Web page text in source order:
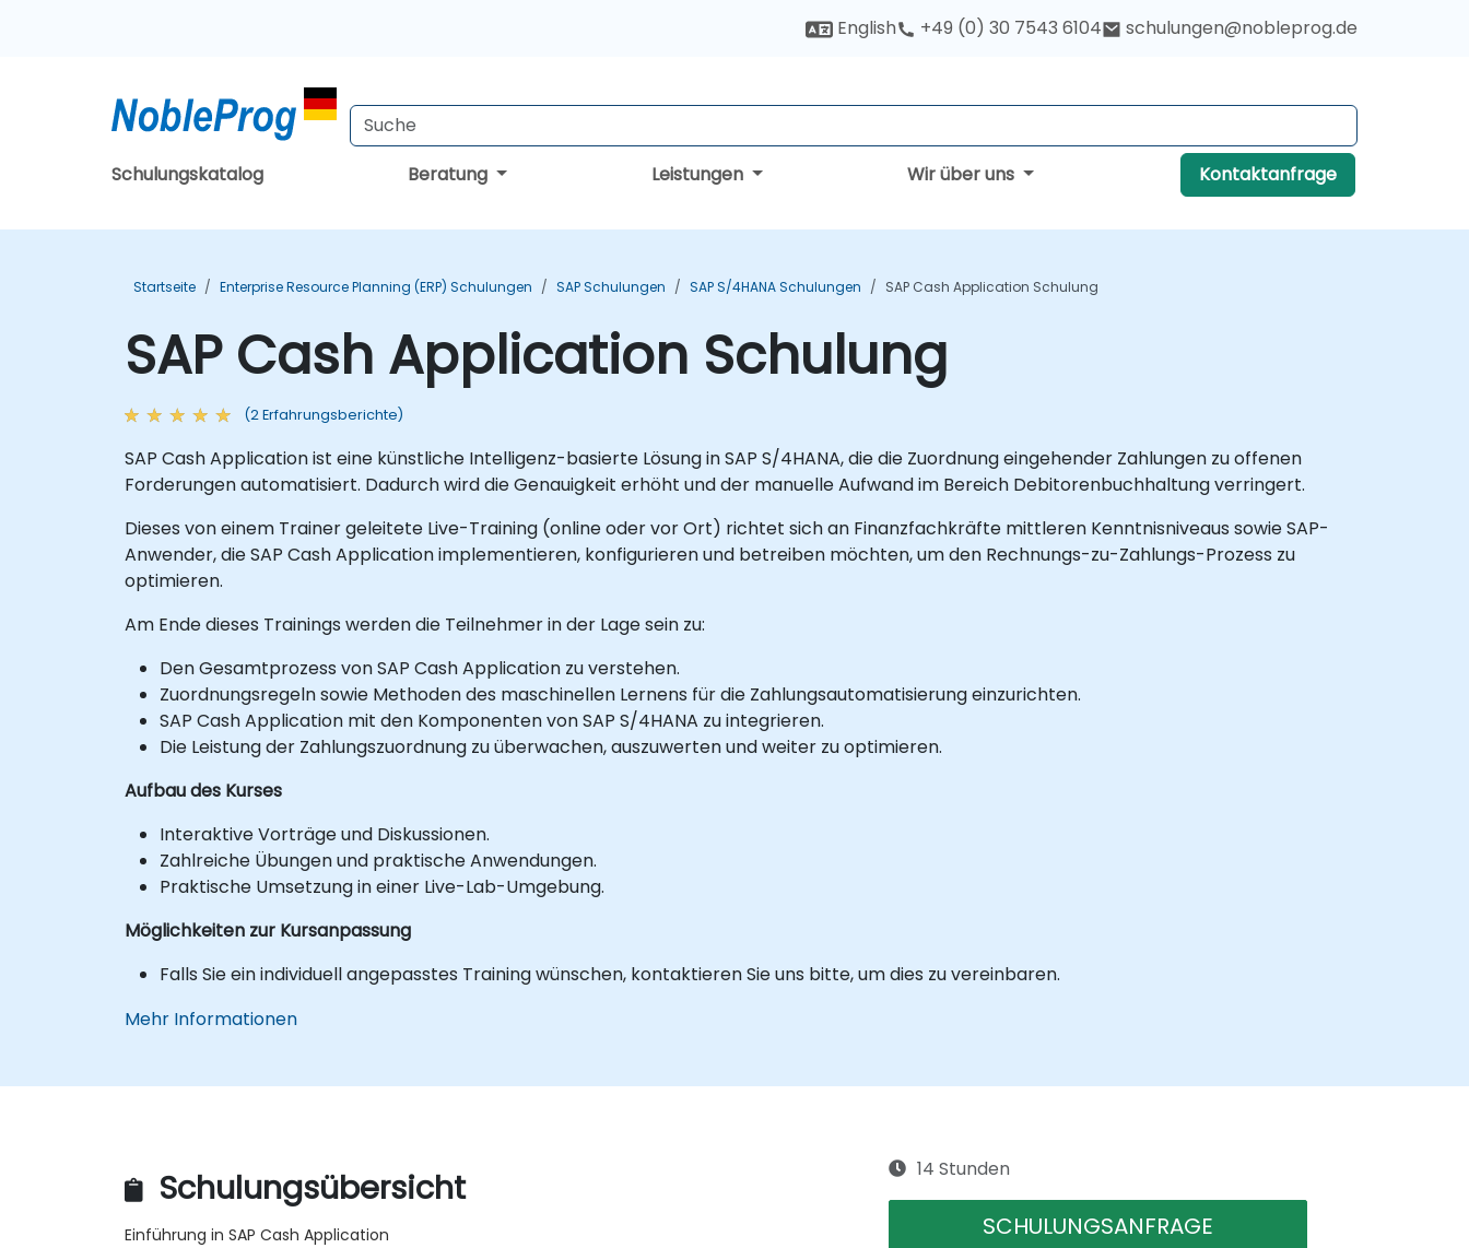
English +49 (0) 30 7543 6104 schulungen@nobleprog.de
Schulungskatalog Beratung Leistungen Wir über uns Kontaktanfrage
Startseite Enterprise Resource Planning (ERP) Schulungen SAP Schulungen SAP S/4HANA Schulungen SAP Cash Application Schulung
SAP Cash Application Schulung
(2 Erfahrungsberichte)
SAP Cash Application ist eine künstliche Intelligenz-basierte Lösung in SAP S/4HANA, die die Zuordnung eingehender Zahlungen zu offenen
Forderungen automatisiert. Dadurch wird die Genauigkeit erhöht und der manuelle Aufwand im Bereich Debitorenbuchhaltung verringert.
Dieses von einem Trainer geleitete Live-Training (online oder vor Ort) richtet sich an Finanzfachkräfte mittleren Kenntnisniveaus sowie SAP-
Anwender, die SAP Cash Application implementieren, konfigurieren und betreiben möchten, um den Rechnungs-zu-Zahlungs-Prozess zu
optimieren.
Am Ende dieses Trainings werden die Teilnehmer in der Lage sein zu:
Den Gesamtprozess von SAP Cash Application zu verstehen.
Zuordnungsregeln sowie Methoden des maschinellen Lernens für die Zahlungsautomatisierung einzurichten.
SAP Cash Application mit den Komponenten von SAP S/4HANA zu integrieren.
Die Leistung der Zahlungszuordnung zu überwachen, auszuwerten und weiter zu optimieren.
Aufbau des Kurses
Interaktive Vorträge und Diskussionen.
Zahlreiche Übungen und praktische Anwendungen.
Praktische Umsetzung in einer Live-Lab-Umgebung.
Möglichkeiten zur Kursanpassung
Falls Sie ein individuell angepasstes Training wünschen, kontaktieren Sie uns bitte, um dies zu vereinbaren.
Mehr Informationen
Schulungsübersicht
Einführung in SAP Cash Application
14 Stunden
SCHULUNGSANFRAGE